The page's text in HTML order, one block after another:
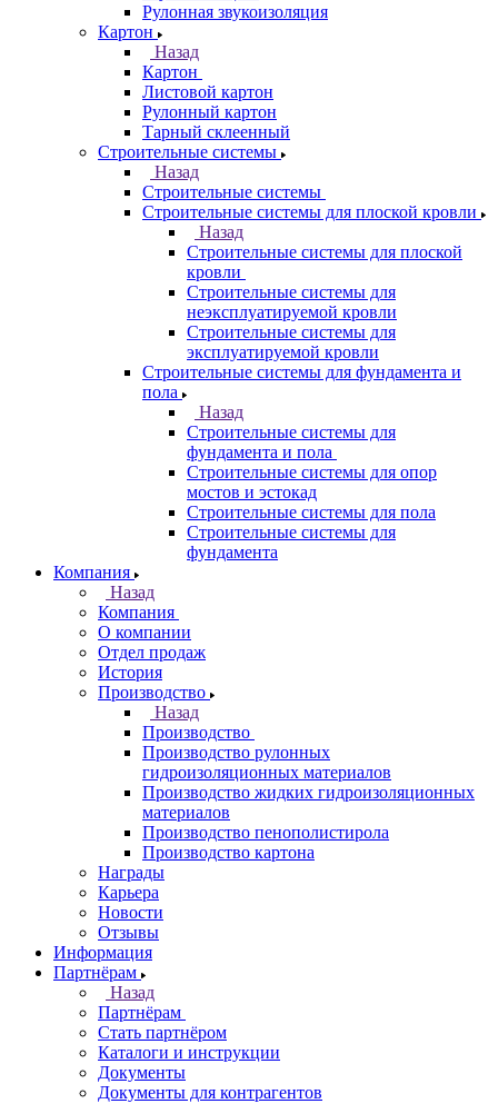
Рулонная звукоизоляция
Картон
Назад
Картон
Листовой картон
Рулонный картон
Тарный склеенный
Строительные системы
Назад
Строительные системы
Строительные системы для плоской кровли
Назад
Строительные системы для плоской
кровли
Строительные системы для
неэксплуатируемой кровли
Строительные системы для
эксплуатируемой кровли
Строительные системы для фундамента и
пола
Назад
Строительные системы для
фундамента и пола
Строительные системы для опор
мостов и эстокад
Строительные системы для пола
Строительные системы для
фундамента
Компания
Назад
Компания
О компании
Отдел продаж
История
Производство
Назад
Производство
Производство рулонных
гидроизоляционных материалов
Производство жидких гидроизоляционных
материалов
Производство пенополистирола
Производство картона
Награды
Карьера
Новости
Отзывы
Информация
Партнёрам
Назад
Партнёрам
Стать партнёром
Каталоги и инструкции
Документы
Документы для контрагентов